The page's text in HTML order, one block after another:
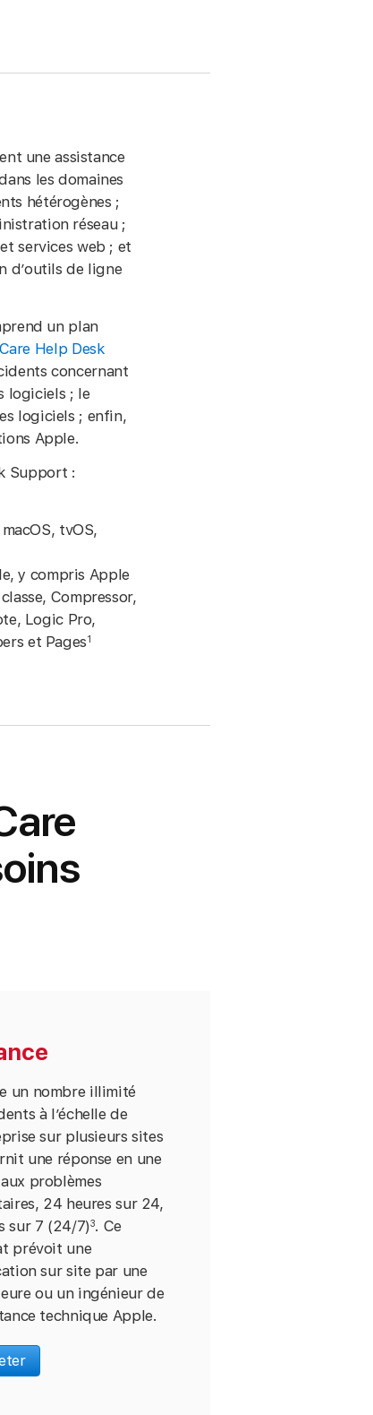
une assistance
les domaines
hétérogènes ;
réseau ;
services web ; et
d’outils de ligne
un plan
Help Desk
concernant
logiciels ; le
logiciels ; enfin,
Apple.
Support :
tvOS,
y compris Apple
Compressor,
Logic Pro,
et Pages1
un nombre illimité
à l’échelle de
sur plusieurs sites
une réponse en une
problèmes
24 heures sur 24,
sur 7 (24/7)3. Ce
prévoit une
sur site par une
ou un ingénieur de
technique Apple.